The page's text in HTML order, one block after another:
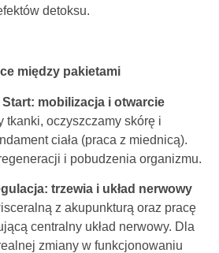
detoksu.
między pakietami
mobilizacja i otwarcie
tkanki, oczyszczamy skórę i
ciała (praca z miednicą).
i pobudzenia organizmu.
trzewia i układ nerwowy
z akupunkturą oraz pracę
centralny układ nerwowy. Dla
zmiany w funkcjonowaniu